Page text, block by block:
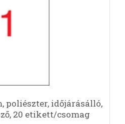
poliészter, időjárásálló,
20 etikett/csomag